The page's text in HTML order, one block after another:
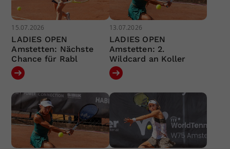
15.07.2026
LADIES OPEN
Amstetten: Nächste
Chance für Rabl
13.07.2026
LADIES OPEN
Amstetten: 2.
Wildcard an Koller